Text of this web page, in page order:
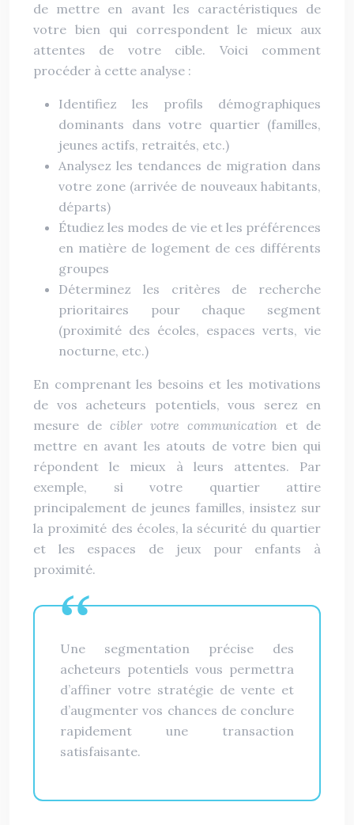
de mettre en avant les caractéristiques de
votre bien qui correspondent le mieux aux
attentes de votre cible. Voici comment
procéder à cette analyse :
Identifiez les profils démographiques
dominants dans votre quartier (familles,
jeunes actifs, retraités, etc.)
Analysez les tendances de migration dans
votre zone (arrivée de nouveaux habitants,
départs)
Étudiez les modes de vie et les préférences
en matière de logement de ces différents
groupes
Déterminez les critères de recherche
prioritaires pour chaque segment
(proximité des écoles, espaces verts, vie
nocturne, etc.)
En comprenant les besoins et les motivations
de vos acheteurs potentiels, vous serez en
mesure de cibler votre communication et de
mettre en avant les atouts de votre bien qui
répondent le mieux à leurs attentes. Par
exemple, si votre quartier attire
principalement de jeunes familles, insistez sur
la proximité des écoles, la sécurité du quartier
et les espaces de jeux pour enfants à
proximité.
Une segmentation précise des
acheteurs potentiels vous permettra
d’affiner votre stratégie de vente et
d’augmenter vos chances de conclure
rapidement une transaction
satisfaisante.